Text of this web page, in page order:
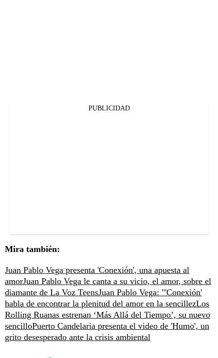
PUBLICIDAD
Mira también:
Juan Pablo Vega presenta 'Conexión', una apuesta al
amorJuan Pablo Vega le canta a su vicio, el amor, sobre el
diamante de La Voz TeensJuan Pablo Vega: "'Conexión'
habla de encontrar la plenitud del amor en la sencillezLos
Rolling Ruanas estrenan ‘Más Allá del Tiempo’, su nuevo
sencilloPuerto Candelaria presenta el video de 'Humo', un
grito desesperado ante la crisis ambiental